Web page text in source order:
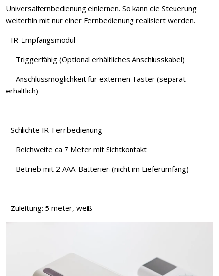
Universalfernbedienung einlernen. So kann die Steuerung
weiterhin mit nur einer Fernbedienung realisiert werden.
- IR-Empfangsmodul
Triggerfähig (Optional erhältliches Anschlusskabel)
Anschlussmöglichkeit für externen Taster (separat
erhältlich)
- Schlichte IR-Fernbedienung
Reichweite ca 7 Meter mit Sichtkontakt
Betrieb mit 2 AAA-Batterien (nicht im Lieferumfang)
- Zuleitung: 5 meter, weiß